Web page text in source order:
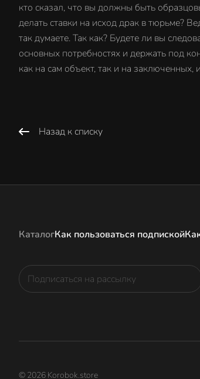
кто сказал, что вы должны быть
делать ставки на исход драк в тюрьме?
так думаете. Так как? Будете ли вы
основных потребностях и держать под
как на сам объект, так и на
Назад к списку
КаталогКак пользоваться подпиской
© 2026 Korobok.store